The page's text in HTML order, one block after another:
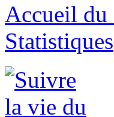
Accueil du
Statistiques